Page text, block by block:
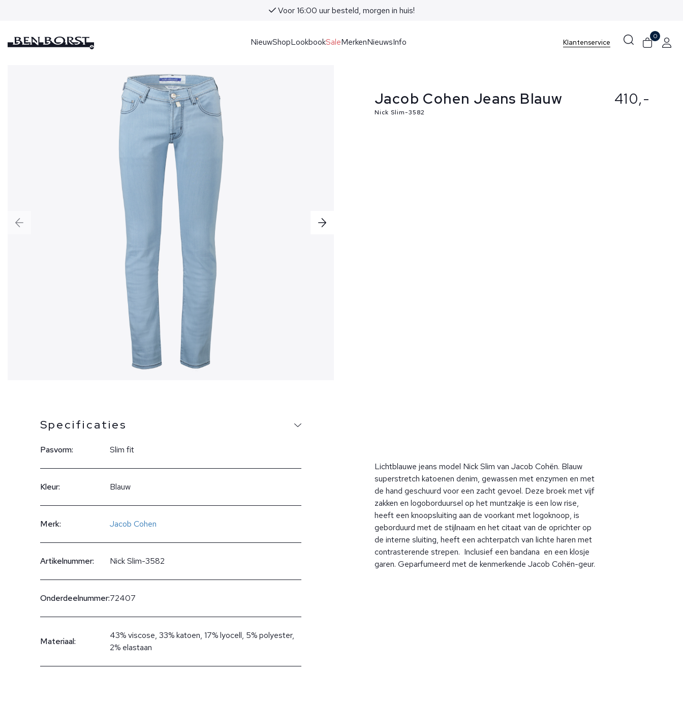
Voor 16:00 uur besteld, morgen in huis!
NieuwShopLookbookSaleMerkenNieuwsInfo Klantenservice
0
Specificaties
Pasvorm: Slim fit
Kleur: Blauw
Merk: Jacob Cohen
Artikelnummer: Nick Slim-3582
Onderdeelnummer:72407
Materiaal:
43% viscose, 33% katoen, 17% lyocell, 5% polyester,
2% elastaan
Jacob Cohen Jeans Blauw
Nick Slim-3582
Lichtblauwe jeans model Nick Slim van Jacob Cohën. Blauw
superstretch katoenen denim, gewassen met enzymen en met
de hand geschuurd voor een zacht gevoel. Deze broek met vijf
zakken en logoborduursel op het muntzakje is een low rise,
heeft een knoopsluiting aan de voorkant met logoknoop, is
geborduurd met de stijlnaam en het citaat van de oprichter op
de interne sluiting, heeft een achterpatch van lichte haren met
contrasterende strepen. Inclusief een bandana en een klosje
garen. Geparfumeerd met de kenmerkende Jacob Cohën-geur.
410,-